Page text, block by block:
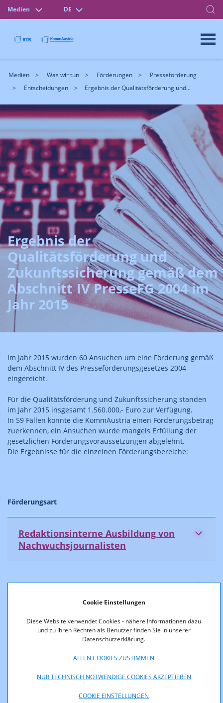
Cookie Einstellungen
Diese Website verwendet Cookies - nähere Informationen dazu
und zu Ihren Rechten als Benutzer finden Sie in unserer
Datenschutzerklärung.
ALLEN COOKIES ZUSTIMMEN
NUR TECHNISCH NOTWENDIGE COOKIES AKZEPTIEREN
COOKIE EINSTELLUNGEN
Medien DE
Medien Was wir tun Förderungen
Presseförderung
Entscheidungen
Ergebnis der Qualitätsförderung und...
Ergebnis der
Qualitätsförderung und
Zukunftssicherung gemäß dem
Abschnitt IV PresseFG 2004 im
Jahr 2015
Im Jahr 2015 wurden 60 Ansuchen um eine Förderung gemäß
dem Abschnitt IV des Presseförderungsgesetzes 2004
eingereicht.
Für die Qualitätsförderung und Zukunftssicherung standen
im Jahr 2015 insgesamt 1.560.000,- Euro zur Verfügung.
In 59 Fällen konnte die KommAustria einen Förderungsbetrag
zuerkennen, ein Ansuchen wurde mangels Erfüllung der
gesetzlichen Förderungsvoraussetzungen abgelehnt.
Die Ergebnisse für die einzelnen Förderungsbereiche:
Förderungsart
Redaktionsinterne Ausbildung von
Nachwuchsjournalisten
Vereinigungen der
Journalistenausbildung
Auslandskorrespondenten
Leseförderung